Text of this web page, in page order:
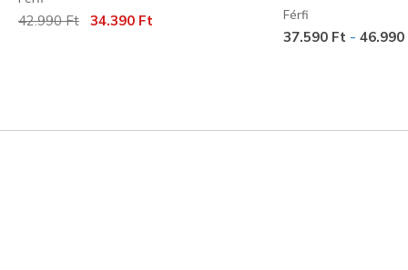
Az ár a következőhöz képest csökkent:
42.990 Ft címzett:
34.390 Ft Férfi
37.590 Ft - 46.990